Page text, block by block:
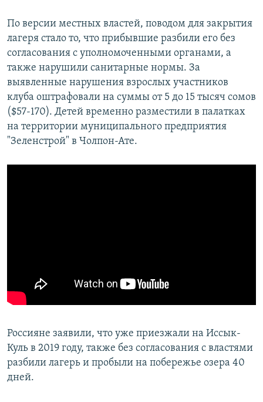
По версии местных властей, поводом для закрытия
лагеря стало то, что прибывшие разбили его без
согласования с уполномоченными органами, а
также нарушили санитарные нормы. За
выявленные нарушения взрослых участников
клуба оштрафовали на суммы от 5 до 15 тысяч сомов
($57-170). Детей временно разместили в палатках
на территории муниципального предприятия
"Зеленстрой" в Чолпон-Ате.
Россияне заявили, что уже приезжали на Иссык-
Куль в 2019 году, также без согласования с властями
разбили лагерь и пробыли на побережье озера 40
дней.